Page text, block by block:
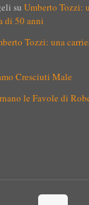
su Umberto Tozzi:
di 50 anni
Tozzi: una
Cresciuti Male
le Favole di